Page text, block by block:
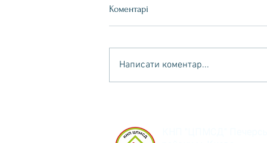
#НашіНайкращі
Коментарі
Написати коментар...